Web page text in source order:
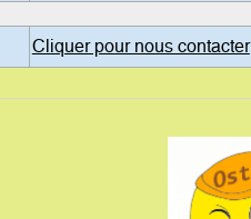
Cliquer pour nous contacter